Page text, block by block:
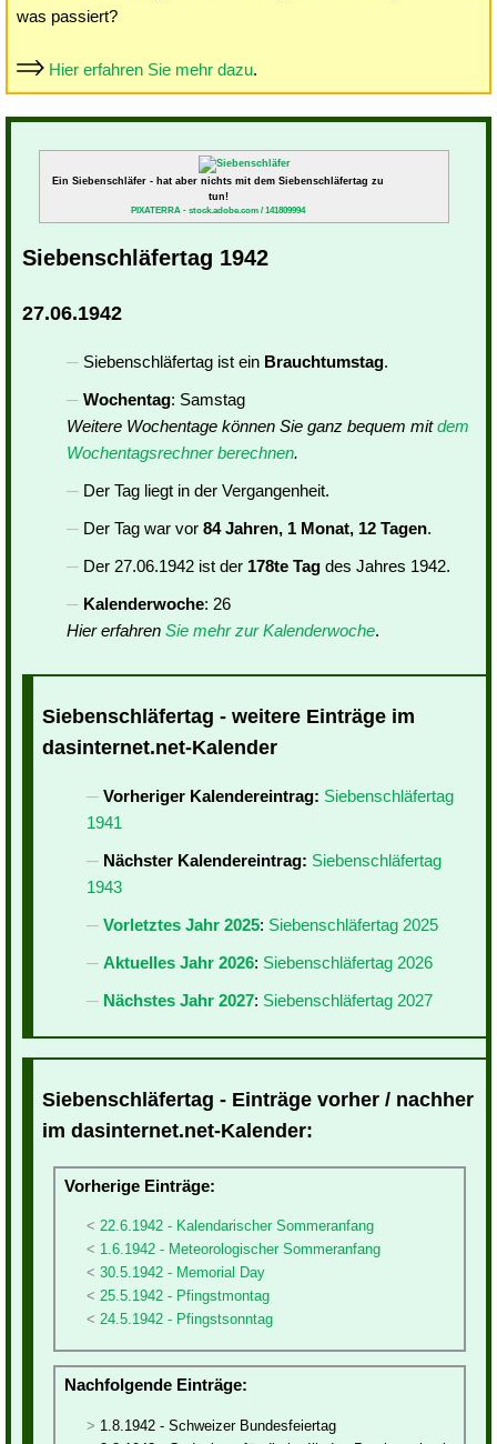
was passiert?
Hier erfahren Sie mehr dazu.
Ein Siebenschläfer - hat aber nichts mit dem Siebenschläfertag zu
tun!
PIXATERRA - stock.adobe.com / 141809994
Siebenschläfertag 1942
27.06.1942
Siebenschläfertag ist ein Brauchtumstag.
Wochentag: Samstag
Weitere Wochentage können Sie ganz bequem mitdem
Wochentagsrechner berechnen.
Der Tag liegt in der Vergangenheit.
Der Tag war vor 84 Jahren, 1 Monat, 12 Tagen.
Der 27.06.1942 ist der 178te Tag des Jahres 1942.
Kalenderwoche: 26
Hier erfahren Sie mehr zur Kalenderwoche.
Siebenschläfertag - weitere Einträge im
dasinternet.net-Kalender
Vorheriger Kalendereintrag: Siebenschläfertag
1941
Nächster Kalendereintrag: Siebenschläfertag
1943
Vorletztes Jahr 2025: Siebenschläfertag 2025
Aktuelles Jahr 2026: Siebenschläfertag 2026
Nächstes Jahr 2027: Siebenschläfertag 2027
Siebenschläfertag - Einträge vorher / nachher
im dasinternet.net-Kalender:
Vorherige Einträge:
22.6.1942 - Kalendarischer Sommeranfang
1.6.1942 - Meteorologischer Sommeranfang
30.5.1942 - Memorial Day
25.5.1942 - Pfingstmontag
24.5.1942 - Pfingstsonntag
Nachfolgende Einträge:
1.8.1942 - Schweizer Bundesfeiertag